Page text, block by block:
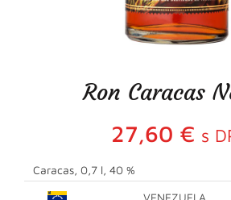
Ron Caracas
27,60 € s
Caracas, 0,7 l, 40 %
VENEZUELA